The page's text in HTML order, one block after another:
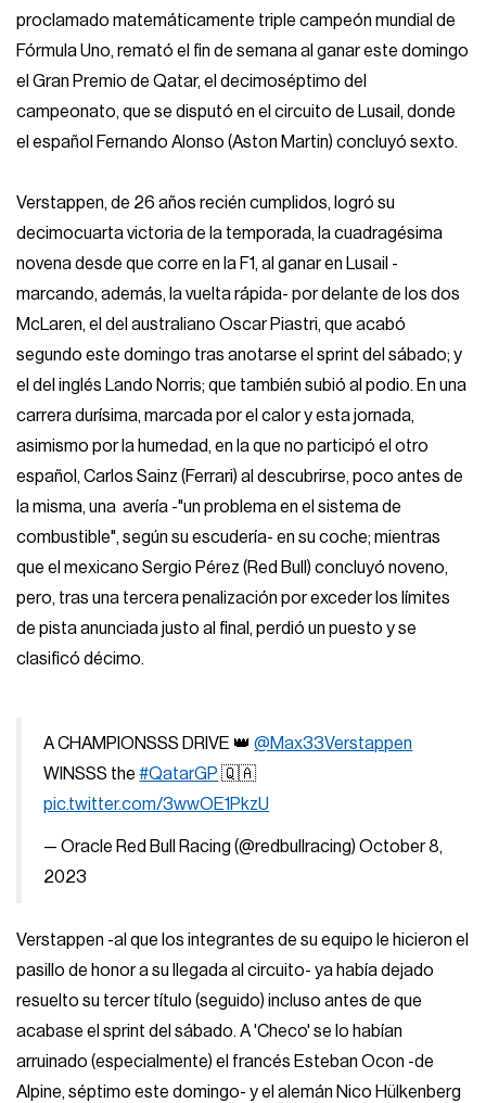
proclamado matemáticamente triple campeón mundial de
Fórmula Uno, remató el fin de semana al ganar este domingo
el Gran Premio de Qatar, el decimoséptimo del
campeonato, que se disputó en el circuito de Lusail, donde
el español Fernando Alonso (Aston Martin) concluyó sexto.
Verstappen, de 26 años recién cumplidos, logró su
decimocuarta victoria de la temporada, la cuadragésima
novena desde que corre en la F1, al ganar en Lusail -
marcando, además, la vuelta rápida- por delante de los dos
McLaren, el del australiano Oscar Piastri, que acabó
segundo este domingo tras anotarse el sprint del sábado; y
el del inglés Lando Norris; que también subió al podio. En una
carrera durísima, marcada por el calor y esta jornada,
asimismo por la humedad, en la que no participó el otro
español, Carlos Sainz (Ferrari) al descubrirse, poco antes de
la misma, una avería -"un problema en el sistema de
combustible", según su escudería- en su coche; mientras
que el mexicano Sergio Pérez (Red Bull) concluyó noveno,
pero, tras una tercera penalización por exceder los límites
de pista anunciada justo al final, perdió un puesto y se
clasificó décimo.
A CHAMPIONSSS DRIVE 👑@Max33Verstappen
WINSSS the#QatarGP 🇶🇦
pic.twitter.com/3wwOE1PkzU
— Oracle Red Bull Racing (@redbullracing)October 8,
2023
Verstappen -al que los integrantes de su equipo le hicieron el
pasillo de honor a su llegada al circuito- ya había dejado
resuelto su tercer título (seguido) incluso antes de que
acabase el sprint del sábado. A 'Checo' se lo habían
arruinado (especialmente) el francés Esteban Ocon -de
Alpine, séptimo este domingo- y el alemán Nico Hülkenberg